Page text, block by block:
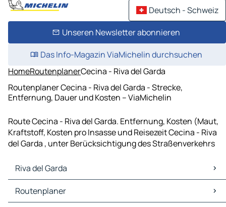
Deutsch - Schweiz
Unseren Newsletter abonnieren
Das Info-Magazin ViaMichelin durchsuchen
HomeRoutenplanerCecina - Riva del Garda
Routenplaner Cecina - Riva del Garda - Strecke,
Entfernung, Dauer und Kosten – ViaMichelin
Route Cecina - Riva del Garda. Entfernung, Kosten (Maut,
Kraftstoff, Kosten pro Insasse und Reisezeit Cecina - Riva
del Garda , unter Berücksichtigung des Straßenverkehrs
Riva del Garda
Riva del Garda Karten Stadtplan
Riva del Garda Verkehr
Routenplaner